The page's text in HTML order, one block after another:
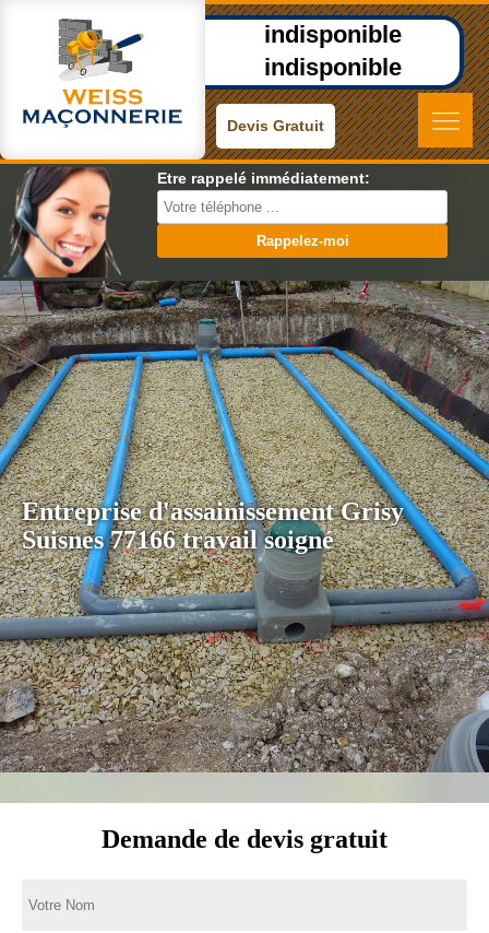
indisponible
indisponible
Devis Gratuit
Etre rappelé immédiatement:
Entreprise d'assainissement Grisy
Suisnes 77166 travail soigné
Demande de devis gratuit